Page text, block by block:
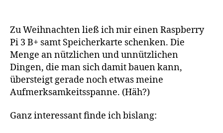
Zu Weihnachten ließ ich mir einen Raspberry
Pi 3 B+ samt Speicherkarte schenken. Die
Menge an nützlichen und unnützlichen
Dingen, die man sich damit bauen kann,
übersteigt gerade noch etwas meine
Aufmerksamkeitsspanne. (Häh?)
Ganz interessant finde ich bislang: